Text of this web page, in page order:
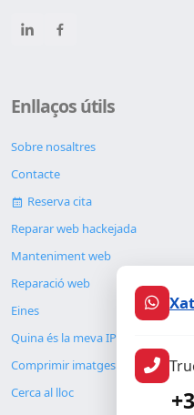
Enllaços útils
Sobre nosaltres
Contacte
Reserva cita
Reparar web hackejada
Manteniment web
Reparació web
Eines
Quina és la meva IP
Comprimir imatges
Cerca al lloc